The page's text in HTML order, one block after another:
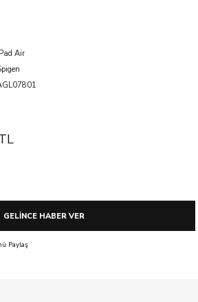
Air
GELİNCE HABER VER
Paylaş